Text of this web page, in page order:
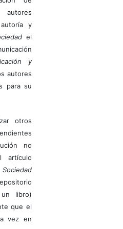
y
el
y
autores
para su
otros
no
artículo
libro)
que el
vez en